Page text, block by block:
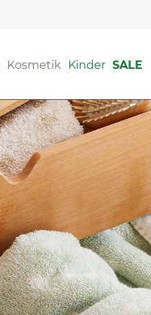
Kosmetik Kinder SALE